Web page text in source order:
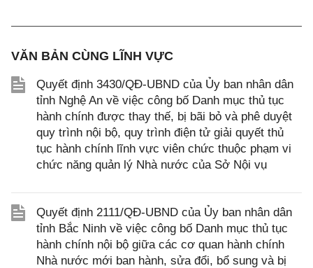
VĂN BẢN CÙNG LĨNH VỰC
Quyết định 3430/QĐ-UBND của Ủy ban nhân dân
tỉnh Nghệ An về việc công bố Danh mục thủ tục
hành chính được thay thế, bị bãi bỏ và phê duyệt
quy trình nội bộ, quy trình điện tử giải quyết thủ
tục hành chính lĩnh vực viên chức thuộc phạm vi
chức năng quản lý Nhà nước của Sở Nội vụ
Quyết định 2111/QĐ-UBND của Ủy ban nhân dân
tỉnh Bắc Ninh về việc công bố Danh mục thủ tục
hành chính nội bộ giữa các cơ quan hành chính
Nhà nước mới ban hành, sửa đổi, bổ sung và bị